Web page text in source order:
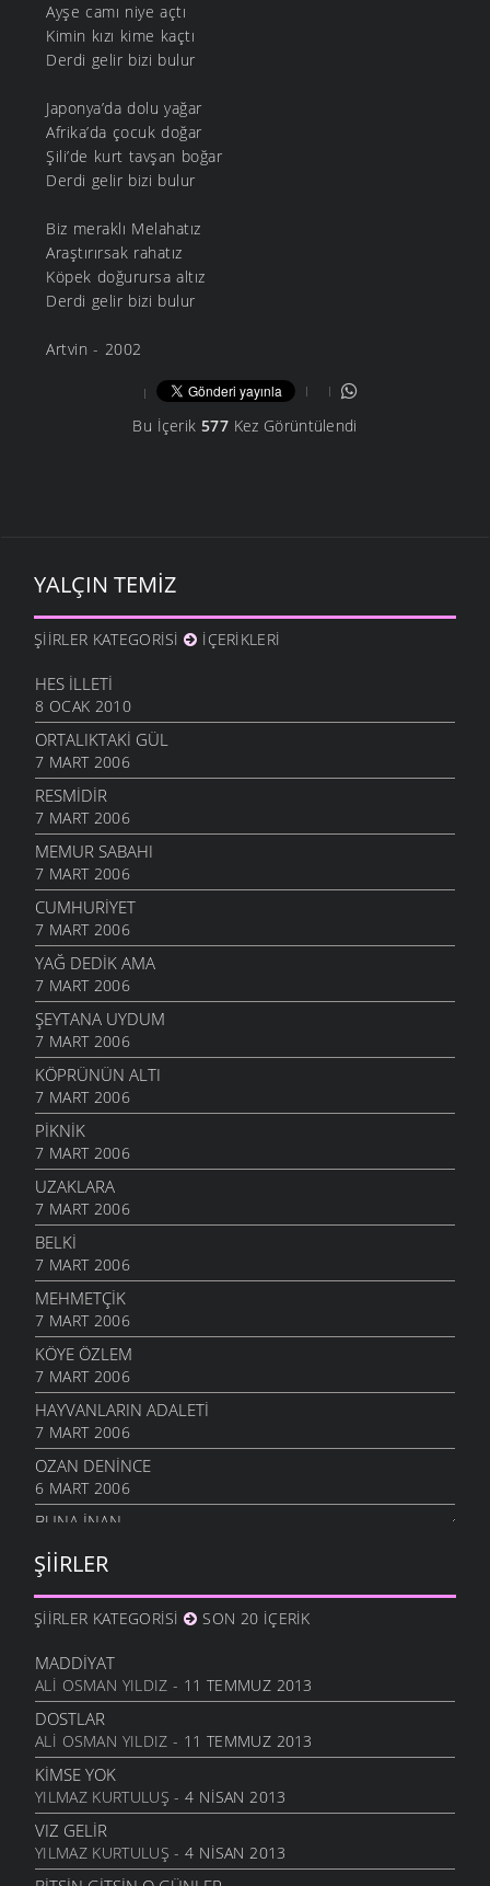
Ayşe camı niye açtı
Kimin kızı kime kaçtı
Derdi gelir bizi bulur
Japonya’da dolu yağar
Afrika’da çocuk doğar
Şili’de kurt tavşan boğar
Derdi gelir bizi bulur
Biz meraklı Melahatız
Araştırırsak rahatız
Köpek doğurursa altız
Derdi gelir bizi bulur
Artvin - 2002
Bu İçerik 577Kez Görüntülendi
YALÇIN TEMIZ
ŞIIRLER KATEGORISI İÇERIKLERI
HES İLLETI
8 OCAK 2010
ORTALIKTAKI GÜL
7 MART 2006
RESMIDIR
7 MART 2006
MEMUR SABAHI
7 MART 2006
CUMHURIYET
7 MART 2006
YAĞ DEDIK AMA
7 MART 2006
ŞEYTANA UYDUM
7 MART 2006
KÖPRÜNÜN ALTI
7 MART 2006
PIKNIK
7 MART 2006
UZAKLARA
7 MART 2006
BELKI
7 MART 2006
MEHMETÇIK
7 MART 2006
KÖYE ÖZLEM
7 MART 2006
HAYVANLARIN ADALETI
7 MART 2006
OZAN DENINCE
6 MART 2006
BUNA İNAN
NASIL OLUR
6 MART 2006
İHTIYAR İNSAN
6 MART 2006
SEVGI ÜSTÜNE
6 MART 2006
ANLATAMADIK
6 MART 2006
GEL
6 MART 2006
ANNE
6 MART 2006
ŞIIRLER
ŞIIRLER KATEGORISI SON 20 İÇERIK
MADDIYAT
ALI OSMAN YILDIZ - 11 TEMMUZ 2013
DOSTLAR
ALI OSMAN YILDIZ - 11 TEMMUZ 2013
KIMSE YOK
YILMAZ KURTULUŞ - 4 NISAN 2013
VIZ GELIR
YILMAZ KURTULUŞ - 4 NISAN 2013